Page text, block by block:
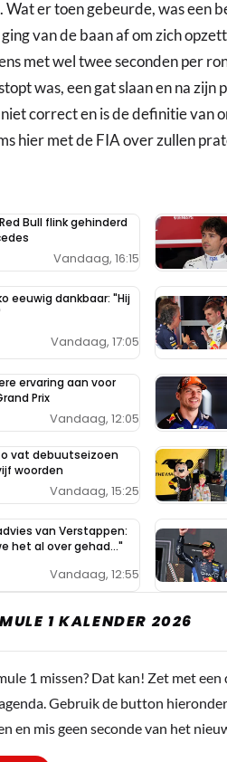
er toen gebeurde, was een
van de baan af om zich
met wel twee seconden per
was, een gat slaan en na zijn
correct en is de definitie van
hier met de FIA over zullen
Bull flink gehinderd
Vandaag, 16:15
eeuwig dankbaar: "Hij
Vandaag, 17:05
ervaring aan voor
Prix
Vandaag, 12:05
vat debuutseizoen
woorden
Vandaag, 15:25
van Verstappen:
het al over gehad..."
Vandaag, 12:55
1 KALENDER 2026
1 missen? Dat kan! Zet met
Gebruik de button
en mis geen seconde van het